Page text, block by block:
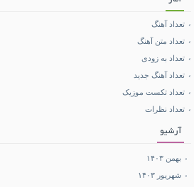
تعداد آهنگ
تعداد متن آهنگ
تعداد به زودی
تعداد آهنگ جدید
تعداد تکست موزیک
تعداد نظرات
آرشیو
بهمن ۱۴۰۳
شهریور ۱۴۰۳